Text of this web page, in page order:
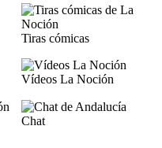
Tiras cómicas
Vídeos La Noción
Chat